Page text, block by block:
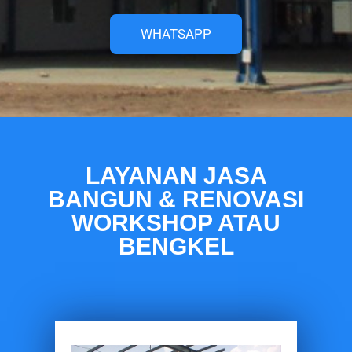
WHATSAPP
LAYANAN JASA
BANGUN & RENOVASI
WORKSHOP ATAU
BENGKEL